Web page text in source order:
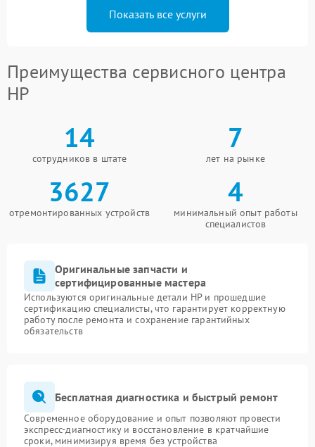
Показать все услуги
Преимущества сервисного центра
HP
14
сотрудников в штате
7
лет на рынке
3627
отремонтированных устройств
4
минимальный опыт работы
специалистов
Оригинальные запчасти и
сертифицированные мастера
Используются оригинальные детали HP и прошедшие
сертификацию специалисты, что гарантирует корректную
работу после ремонта и сохранение гарантийных
обязательств
Бесплатная диагностика и быстрый ремонт
Современное оборудование и опыт позволяют провести
экспресс-диагностику и восстановление в кратчайшие
сроки, минимизируя время без устройства